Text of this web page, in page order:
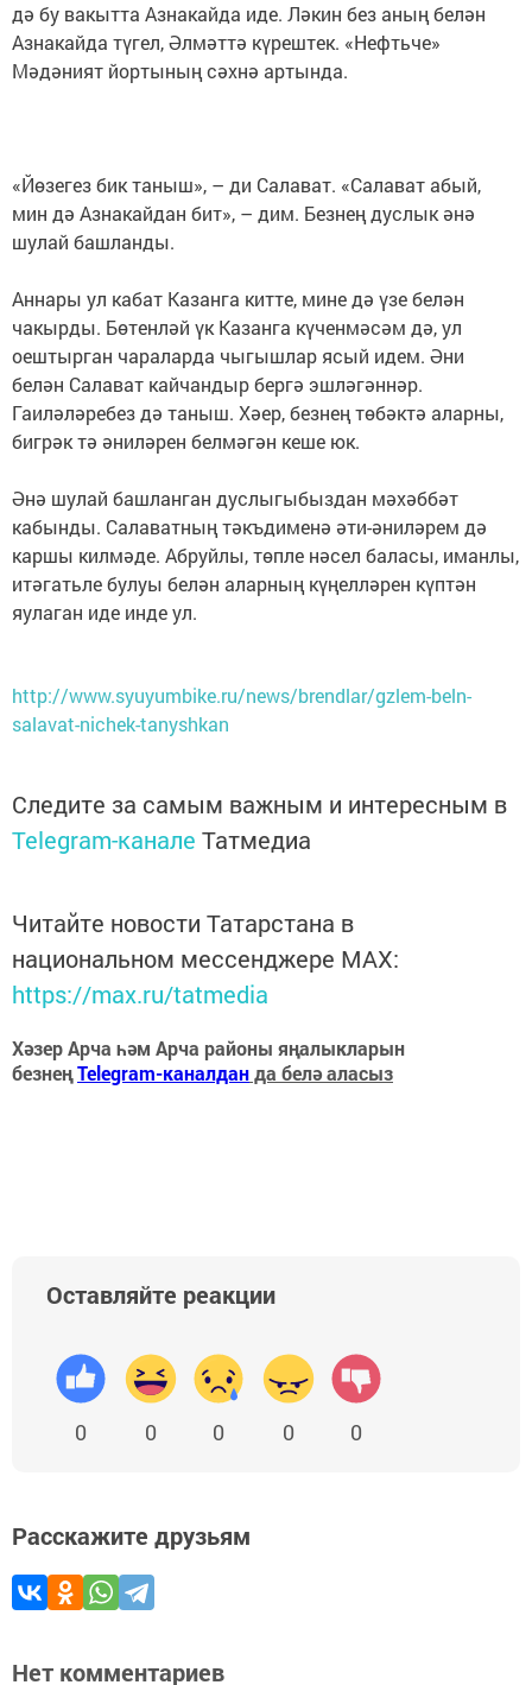
дә бу вакытта Азнакайда иде. Ләкин без аның белән
Азнакайда түгел, Әлмәттә күрештек. «Нефтьче»
Мәдәният йортының сәхнә артында.
«Йөзегез бик таныш», – ди Салават. «Салават абый,
мин дә Азнакайдан бит», – дим. Безнең дуслык әнә
шулай башланды.
Аннары ул кабат Казанга китте, мине дә үзе белән
чакырды. Бөтенләй үк Казанга күченмәсәм дә, ул
оештырган чараларда чыгышлар ясый идем. Әни
белән Салават кайчандыр бергә эшләгәннәр.
Гаиләләребез дә таныш. Хәер, безнең төбәктә аларны,
бигрәк тә әниләрен белмәгән кеше юк.
Әнә шулай башланган дуслыгыбыздан мәхәббәт
кабынды. Салаватның тәкъдименә әти-әниләрем дә
каршы килмәде. Абруйлы, төпле нәсел баласы, иманлы,
итәгатьле булуы белән аларның күңелләрен күптән
яулаган иде инде ул.
http://www.syuyumbike.ru/news/brendlar/gzlem-beln-
salavat-nichek-tanyshkan
Следите за самым важным и интересным в
Telegram-канале Татмедиа
Читайте новости Татарстана в
национальном мессенджере MАХ:
https://max.ru/tatmedia
Хәзер Арча һәм Арча районы яңалыкларын
безнеңTelegram-каналданда белә аласыз
Оставляйте реакции
0 0 0 0 0
Расскажите друзьям
Нет комментариев